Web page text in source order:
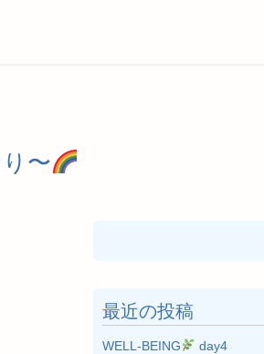
〜
最近の投稿
WELL-BEING day4